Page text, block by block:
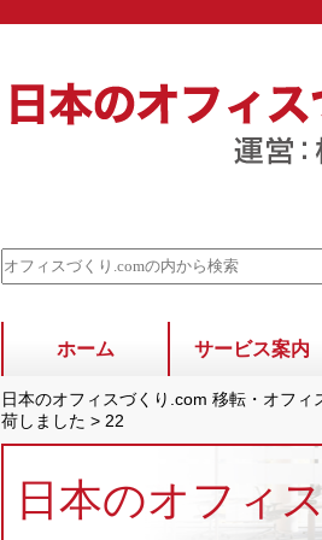
ホーム サービス案内
日本のオフィスづくり.com 移転・オフィ
荷しました > 22
日本のオフィ